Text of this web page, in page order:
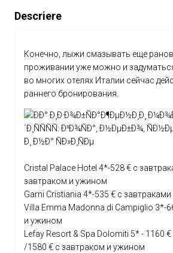
Descriere
Конечно, лыжи смазывать еще
проживании уже можно и
во многих отелях Италии сейчас
раннего бронирования.
Cristal Palace Hotel 4*-528 € с
завтраком и ужином
Garni Cristiania 4*-535 € с завтраками
Villa Emma Madonna di Campiglio 3*-
и ужином
Lefay Resort & Spa Dolomiti 5* - 1160
/1580 € с завтраком и ужином